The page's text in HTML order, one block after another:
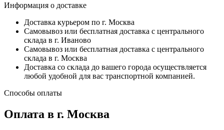
Информация о доставке
Доставка курьером по г. Москва
Самовывоз или бесплатная доставка с центрального
склада в г. Иваново
Самовывоз или бесплатная доставка с центрального
склада в г. Москва
Доставка со склада до вашего города осуществляется
любой удобной для вас транспортной компанией.
Способы оплаты
Оплата в г. Москва